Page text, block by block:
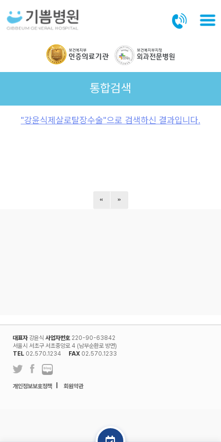
통합검색
"강윤식제살로탈장수술"으로 검색하신 결과입니다.
대표자강윤식 사업자번호220-90-63842
서울시 서초구 서초중앙로 4 (남부순환로 방면)
TEL 02.570.1234 FAX 02.570.1233
개인정보보호정책 l 회원약관